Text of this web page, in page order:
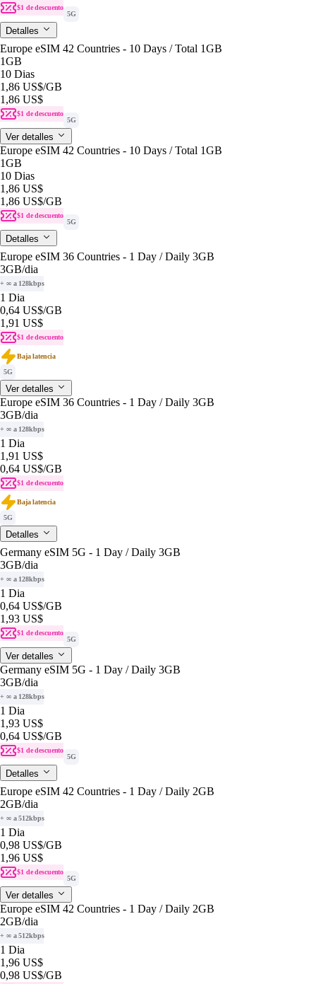
$1 de descuento
5G
Detalles
Europe eSIM 42 Countries - 10 Days / Total 1GB
1GB
10 Dias
1,86 US$/GB
1,86 US$
$1 de descuento
5G
Ver detalles
Europe eSIM 42 Countries - 10 Days / Total 1GB
1GB
10 Dias
1,86 US$
1,86 US$/GB
$1 de descuento
5G
Detalles
Europe eSIM 36 Countries - 1 Day / Daily 3GB
3GB/dia
+ ∞ a 128kbps
1 Dia
0,64 US$/GB
1,91 US$
$1 de descuento
Baja latencia
5G
Ver detalles
Europe eSIM 36 Countries - 1 Day / Daily 3GB
3GB/dia
+ ∞ a 128kbps
1 Dia
1,91 US$
0,64 US$/GB
$1 de descuento
Baja latencia
5G
Detalles
Germany eSIM 5G - 1 Day / Daily 3GB
3GB/dia
+ ∞ a 128kbps
1 Dia
0,64 US$/GB
1,93 US$
$1 de descuento
5G
Ver detalles
Germany eSIM 5G - 1 Day / Daily 3GB
3GB/dia
+ ∞ a 128kbps
1 Dia
1,93 US$
0,64 US$/GB
$1 de descuento
5G
Detalles
Europe eSIM 42 Countries - 1 Day / Daily 2GB
2GB/dia
+ ∞ a 512kbps
1 Dia
0,98 US$/GB
1,96 US$
$1 de descuento
5G
Ver detalles
Europe eSIM 42 Countries - 1 Day / Daily 2GB
2GB/dia
+ ∞ a 512kbps
1 Dia
1,96 US$
0,98 US$/GB